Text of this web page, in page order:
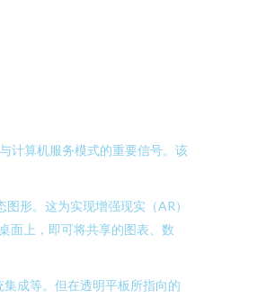
计算机服务模式的重要信号。该
形。这为实现增强现实（AR）
面上，即可将共享的图表、数
成等。但在透明平板所指向的